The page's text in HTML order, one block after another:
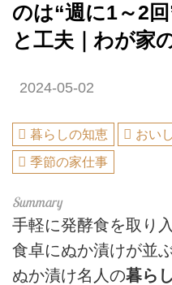
のは“週に1～2
と工夫｜わが家
2024-05-02
暮らしの知恵 おい
季節の家仕事
手軽に発酵食を取り
食卓にぬか漬けが並
ぬか漬け名人の暮ら